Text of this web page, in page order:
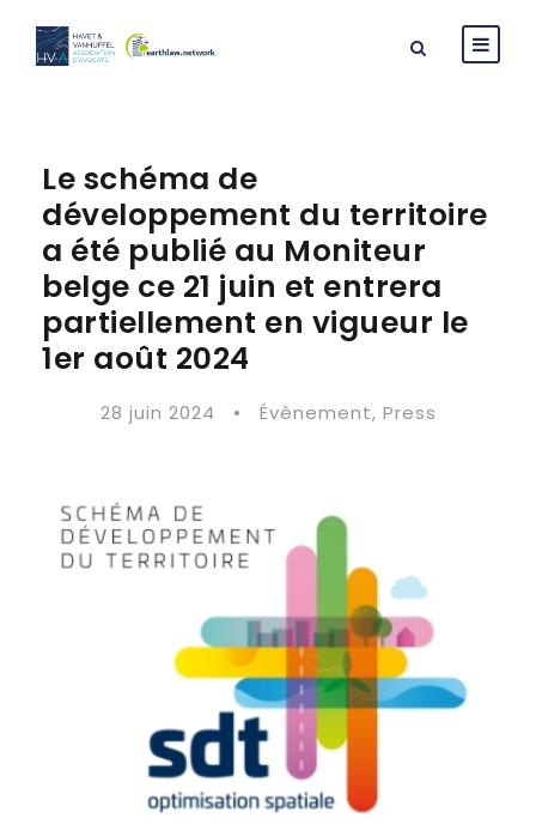
Le schéma de
développement du territoire
a été publié au Moniteur
belge ce 21 juin et entrera
partiellement en vigueur le
1er août 2024
28 juin 2024 • Évènement, Press